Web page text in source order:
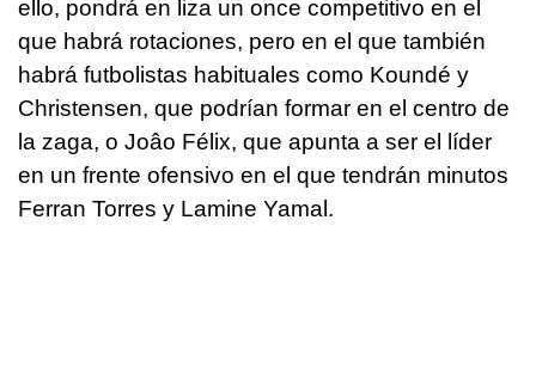
ello, pondrá en liza un once competitivo en el
que habrá rotaciones, pero en el que también
habrá futbolistas habituales como Koundé y
Christensen, que podrían formar en el centro de
la zaga, o Joâo Félix, que apunta a ser el líder
en un frente ofensivo en el que tendrán minutos
Ferran Torres y Lamine Yamal.